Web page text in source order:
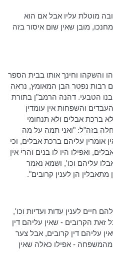
מוטלת עליו אבל אם הוא
, מובן שאין שום איסור בזה
והשקהו וחינך אותו בבית הספר
רבות נפטר הבן המאומץ, נראה
בנו הטבעי.דהנה הרמב"ן בתורת
והשפחות אין עומדין
ברכת אבלים ולא תנחומי
בזה"ל: "ואני תמה על מה
אומרין עליהם ברכת אבלים, וכי
ואפילו היו לו בנים והרי אין
עליהם וכו', ושמא נאמר
מתאבלין הן לענין קרובים".
חיים לענין עדות ועדיות וכו',
זאת הקרובים - שאין עליהם דין
עליהם דין קרובים, אבל צער
- אפילו כאלה שאין